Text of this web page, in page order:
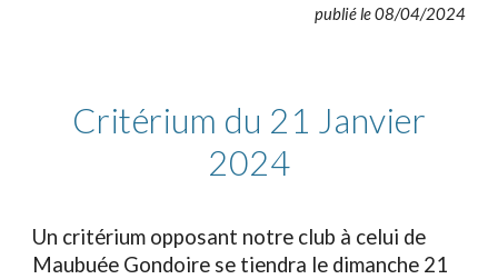
publié le 08/04/2024
Critérium du 21 Janvier
2024
Un critérium opposant notre club à celui de
Maubuée Gondoire se tiendra le dimanche 21